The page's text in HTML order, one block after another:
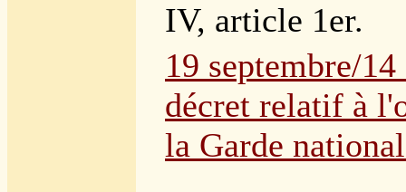
IV, article 1er.
19 septembre/
décret relatif à
la Garde